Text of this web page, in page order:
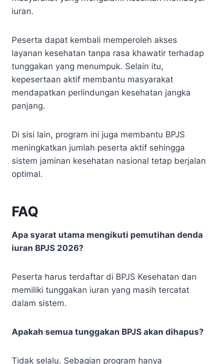
iuran.
Peserta dapat kembali memperoleh akses
layanan kesehatan tanpa rasa khawatir terhadap
tunggakan yang menumpuk. Selain itu,
kepesertaan aktif membantu masyarakat
mendapatkan perlindungan kesehatan jangka
panjang.
Di sisi lain, program ini juga membantu BPJS
meningkatkan jumlah peserta aktif sehingga
sistem jaminan kesehatan nasional tetap berjalan
optimal.
FAQ
Apa syarat utama mengikuti pemutihan denda
iuran BPJS 2026?
Peserta harus terdaftar di BPJS Kesehatan dan
memiliki tunggakan iuran yang masih tercatat
dalam sistem.
Apakah semua tunggakan BPJS akan dihapus?
Tidak selalu. Sebagian program hanya